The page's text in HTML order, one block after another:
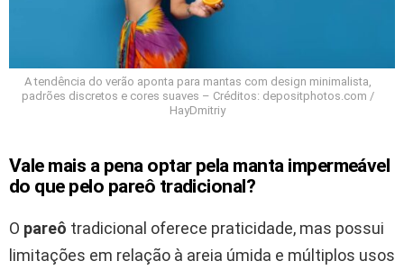
A tendência do verão aponta para mantas com design minimalista,
padrões discretos e cores suaves – Créditos: depositphotos.com /
HayDmitriy
Vale mais a pena optar pela manta impermeável
do que pelo pareô tradicional?
O pareô tradicional oferece praticidade, mas possui
limitações em relação à areia úmida e múltiplos usos